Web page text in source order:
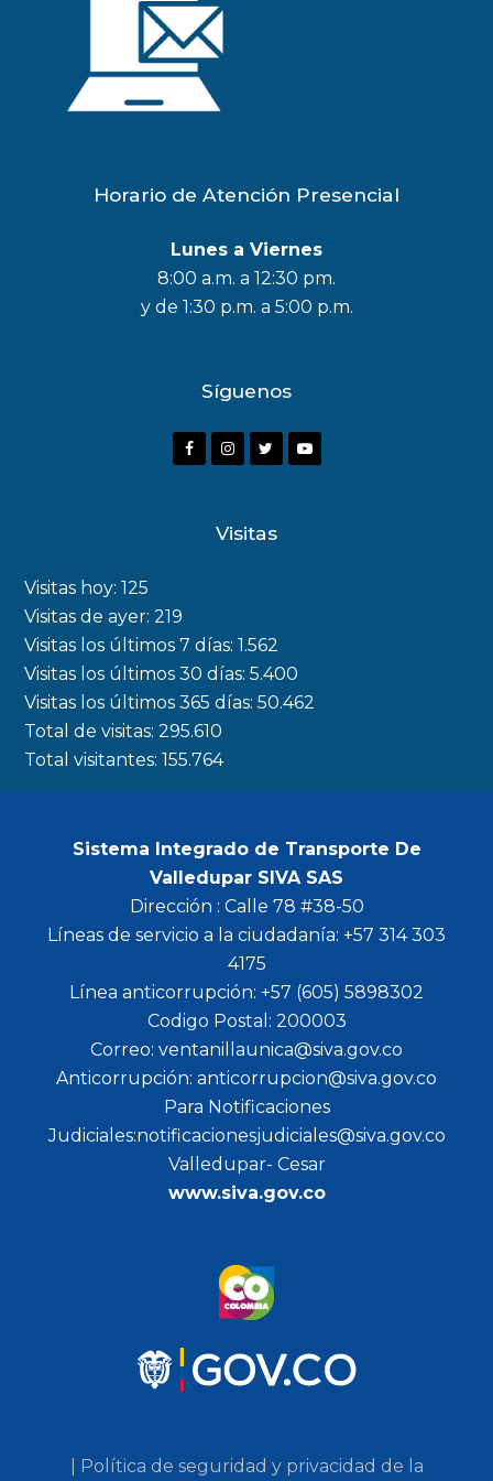
Horario de Atención Presencial
Lunes a Viernes
8:00 a.m. a 12:30 pm.
y de 1:30 p.m. a 5:00 p.m.
Síguenos
F
o
k
I
a
m
r
Y
Visitas
Visitas hoy:125
Visitas de ayer:219
Visitas los últimos 7 días:1.562
Visitas los últimos 30 días:5.400
Visitas los últimos 365 días:50.462
Total de visitas:295.610
Total visitantes:155.764
Sistema Integrado de Transporte De
Valledupar SIVA SAS
Dirección : Calle 78 #38-50
Líneas de servicio a la ciudadanía: +57 314 303
4175
Línea anticorrupción: +57 (605) 5898302
Codigo Postal: 200003
Correo: ventanillaunica@siva.gov.co
Anticorrupción: anticorrupcion@siva.gov.co
Para Notificaciones
Judiciales:notificacionesjudiciales@siva.gov.co
Valledupar- Cesar
www.siva.gov.co
| Política de seguridad y privacidad de la